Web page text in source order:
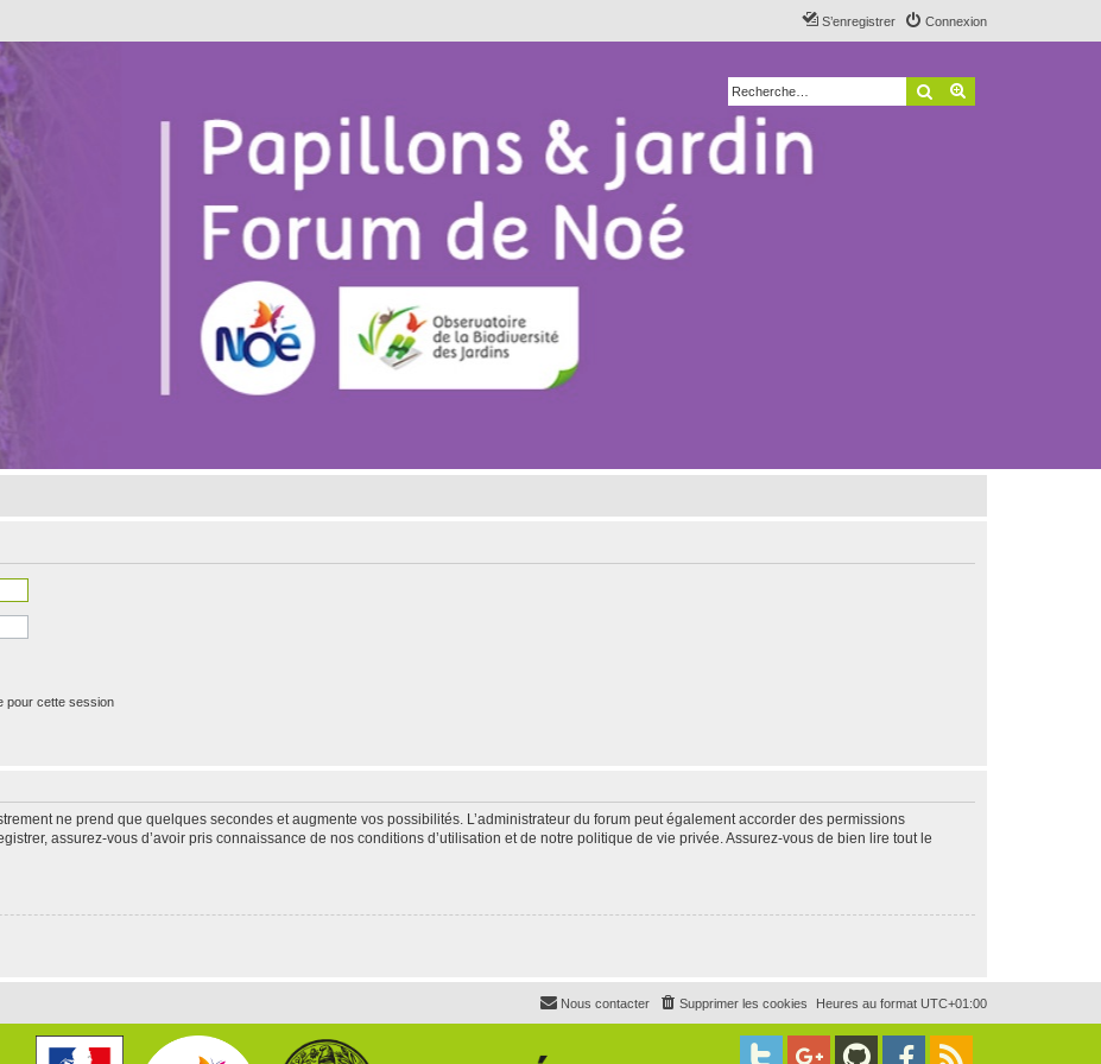
Connexion
S’enregistrer
Rechercher
pour cette session
ne prend que quelques secondes et augmente vos possibilités. L’administrateur du forum peut également accorder des permissions
assurez-vous d’avoir pris connaissance de nos conditions d’utilisation et de notre politique de vie privée. Assurez-vous de bien lire tout le
Heures au format UTC+01:00
Supprimer les cookies
Nous contacter